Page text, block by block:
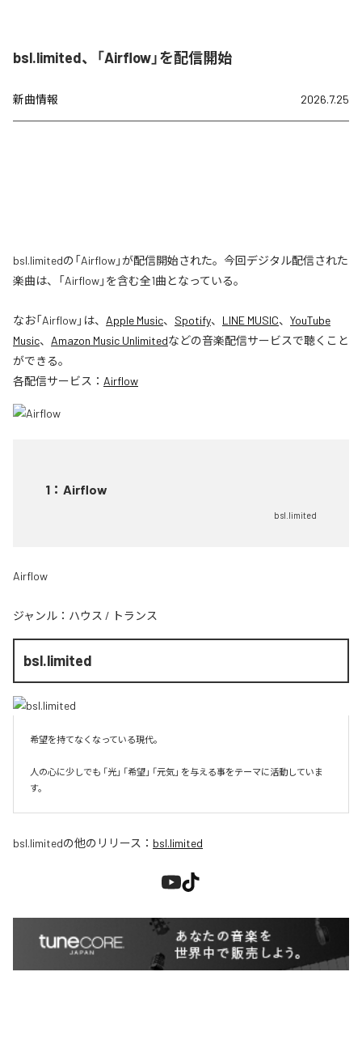
bsl.limited、「Airflow」を配信開始
新曲情報 2026.7.25
bsl.limitedの「Airflow」が配信開始された。今回デジタル配信された
楽曲は、「Airflow」を含む全1曲となっている。
なお「Airflow」は、 Apple Music、 Spotify、 LINE MUSIC、 YouTube
Music、 Amazon Music Unlimitedなどの音楽配信サービスで聴くこと
ができる。
各配信サービス： Airflow
1 ： Airflow
bsl.limited
Airflow
ジャンル： ハウス / トランス
bsl.limited
希望を持てなくなっている現代。
人の心に少しでも 「光」 「希望」 「元気」 を与える事をテーマに活動していま
す。
bsl.limitedの他のリリース： bsl.limited